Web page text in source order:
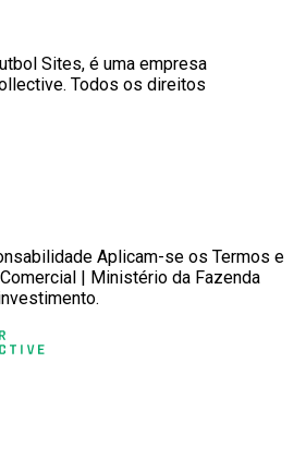
Sites, é uma empresa
Todos os direitos
Aplicam-se os Termos e
| Ministério da Fazenda